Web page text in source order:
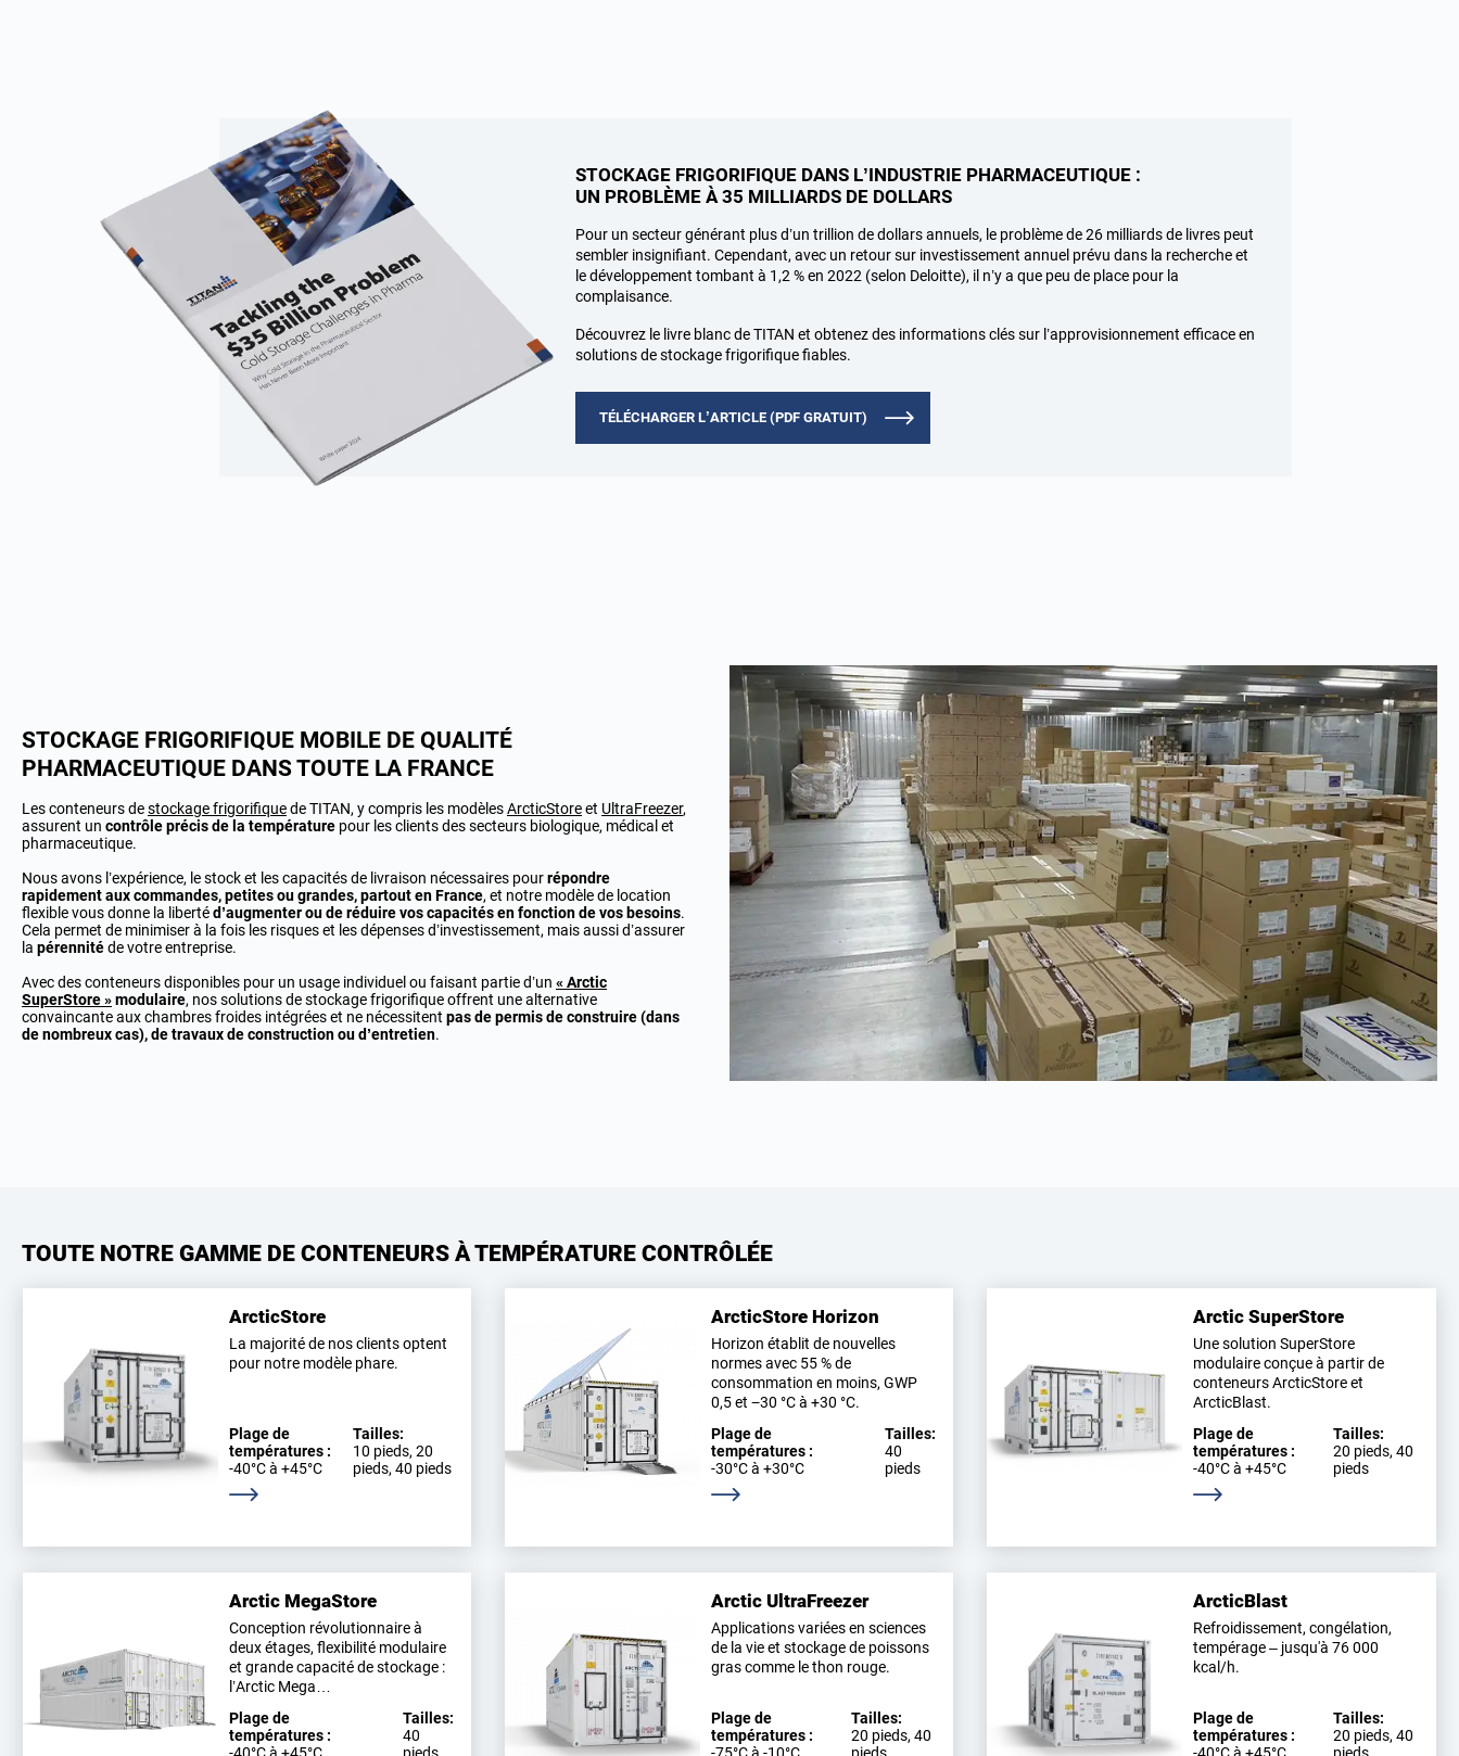
STOCKAGE FRIGORIFIQUE DANS L’INDUSTRIE PHARMACEUTIQUE :
UN PROBLÈME À 35 MILLIARDS DE DOLLARS
Pour un secteur générant plus d’un trillion de dollars annuels, le problème de 26 milliards de livres peut
sembler insignifiant. Cependant, avec un retour sur investissement annuel prévu dans la recherche et
le développement tombant à 1,2 % en 2022 (selon Deloitte), il n’y a que peu de place pour la
complaisance.
Découvrez le livre blanc de TITAN et obtenez des informations clés sur l’approvisionnement efficace en
solutions de stockage frigorifique fiables.
TÉLÉCHARGER L’ARTICLE (PDF GRATUIT)
STOCKAGE FRIGORIFIQUE MOBILE DE QUALITÉ
PHARMACEUTIQUE DANS TOUTE LA FRANCE
Les conteneurs destockage frigorifiquede TITAN, y compris les modèlesArcticStoreet UltraFreezer,
assurent un contrôle précis de la température pour les clients des secteurs biologique, médical et
pharmaceutique.
Nous avons l’expérience, le stock et les capacités de livraison nécessaires pourrépondre
rapidement aux commandes, petites ou grandes, partout en France, et notre modèle de location
flexible vous donne la libertéd’augmenter ou de réduire vos capacités en fonction de vos besoins.
Cela permet de minimiser à la fois les risques et les dépenses d’investissement, mais aussi d’assurer
la pérennitéde votre entreprise.
Avec des conteneurs disponibles pour un usage individuel ou faisant partie d’un « Arctic
SuperStore »modulaire, nos solutions de stockage frigorifique offrent une alternative
convaincante aux chambres froides intégrées et ne nécessitent pas de permis de construire (dans
de nombreux cas), de travaux de construction ou d’entretien.
TOUTE NOTRE GAMME DE CONTENEURS À TEMPÉRATURE CONTRÔLÉE
ArcticStore
La majorité de nos clients optent
pour notre modèle phare.
Plage de
températures :
-40°C à +45°C
Tailles:
10 pieds, 20
pieds, 40 pieds
En savoir plus
ArcticStore Horizon
Horizon établit de nouvelles
normes avec 55 % de
consommation en moins, GWP
0,5 et −30 °C à +30 °C.
Plage de
températures :
-30°C à +30°C
Tailles:
40
pieds
En savoir plus
Arctic SuperStore
Une solution SuperStore
modulaire conçue à partir de
conteneurs ArcticStore et
ArcticBlast.
Plage de
températures :
-40°C à +45°C
Tailles:
20 pieds, 40
pieds
En savoir plus
Arctic MegaStore
Conception révolutionnaire à
deux étages, flexibilité modulaire
et grande capacité de stockage :
l’Arctic Mega…
Plage de
températures :
Tailles:
40
Arctic UltraFreezer
Applications variées en sciences
de la vie et stockage de poissons
gras comme le thon rouge.
Plage de
températures :
Tailles:
20 pieds, 40
ArcticBlast
Refroidissement, congélation,
tempérage – jusqu'à 76 000
kcal/h.
Plage de
températures :
Tailles:
20 pieds, 40